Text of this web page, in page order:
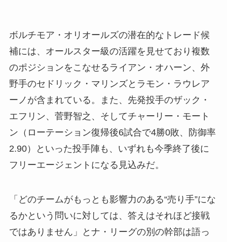
ボルチモア・オリオールズの潜在的なトレード候
補には、オールスター級の活躍を見せており複数
のポジションをこなせるライアン・オハーン、外
野手のセドリック・マリンズとラモン・ラウレア
ーノが含まれている。また、先発投手のザック・
エフリン、菅野智之、そしてチャーリー・モート
ン（ローテーション復帰後6試合で4勝0敗、防御率
2.90）といった投手陣も、いずれも今季終了後に
フリーエージェントになる見込みだ。
「どのチームがもっとも影響力のある“売り手”にな
るかという問いに対しては、答えはそれほど接戦
ではありません」とナ・リーグの別の幹部は語っ